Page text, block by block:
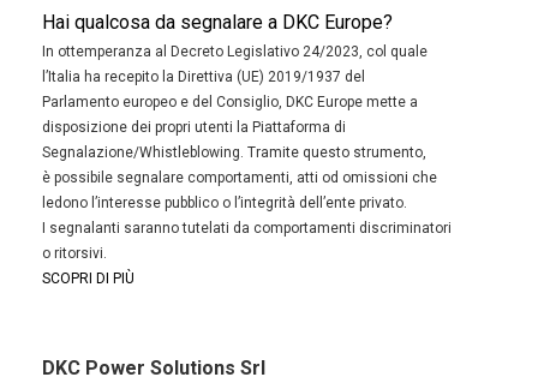
Hai qualcosa da segnalare a DKC Europe?
In ottemperanza al Decreto Legislativo 24/2023, col quale
l’Italia ha recepito la Direttiva (UE) 2019/1937 del
Parlamento europeo e del Consiglio, DKC Europe mette a
disposizione dei propri utenti la Piattaforma di
Segnalazione/Whistleblowing. Tramite questo strumento,
è possibile segnalare comportamenti, atti od omissioni che
ledono l’interesse pubblico o l’integrità dell’ente privato.
I segnalanti saranno tutelati da comportamenti discriminatori
o ritorsivi.
SCOPRI DI PIÙ
DKC Power Solutions Srl